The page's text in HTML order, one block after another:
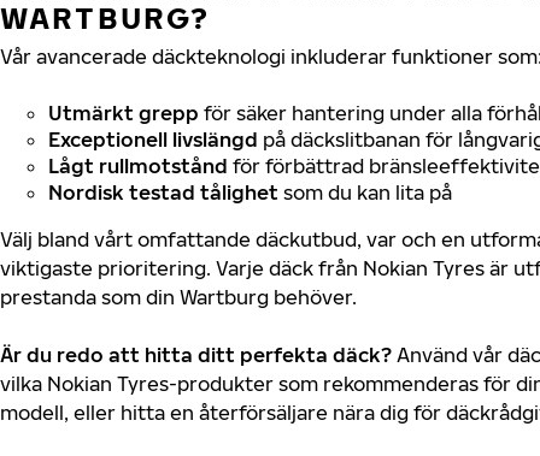
WARTBURG?
Vår avancerade däckteknologi inkluderar funktioner
Utmärkt grepp för säker hantering under alla
Exceptionell livslängd på däckslitbanan för
Lågt rullmotstånd för förbättrad
Nordisk testad tålighet som du kan lita på
Välj bland vårt omfattande däckutbud, var och en
viktigaste prioritering. Varje däck från Nokian Tyres är
prestanda som din Wartburg behöver.
Är du redo att hitta ditt perfekta däck? Använd vår
vilka Nokian Tyres-produkter som rekommenderas för
modell, eller hitta en återförsäljare nära dig för